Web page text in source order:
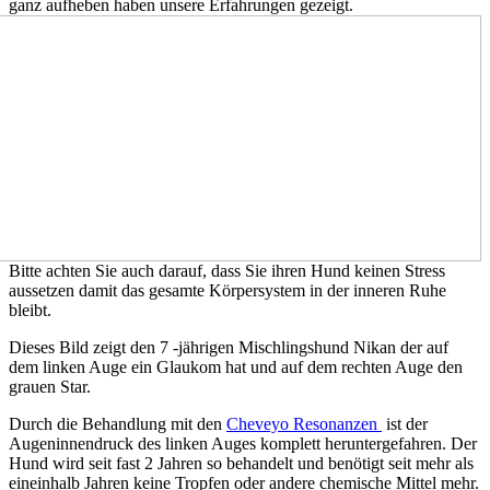
ganz aufheben haben unsere Erfahrungen gezeigt.
Bitte achten Sie auch darauf, dass Sie ihren Hund keinen Stress
aussetzen damit das gesamte Körpersystem in der inneren Ruhe
bleibt.
Dieses Bild zeigt den 7 -jährigen Mischlingshund Nikan der auf
dem linken Auge ein Glaukom hat und auf dem rechten Auge den
grauen Star.
Durch die Behandlung mit den Cheveyo Resonanzen ist der
Augeninnendruck des linken Auges komplett heruntergefahren. Der
Hund wird seit fast 2 Jahren so behandelt und benötigt seit mehr als
eineinhalb Jahren keine Tropfen oder andere chemische Mittel mehr.